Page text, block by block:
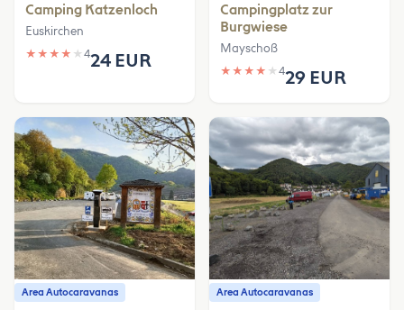
Camping Katzenloch
Euskirchen
★ ★ ★ ★ ★ 424 EUR
Campingplatz zur
Burgwiese
Mayschoß
★ ★ ★ ★ ★ 429 EUR
Area Autocaravanas Area Autocaravanas